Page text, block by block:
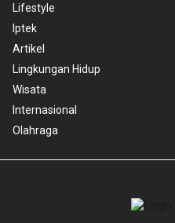
Lifestyle
Iptek
Artikel
Lingkungan Hidup
Wisata
Internasional
Olahraga